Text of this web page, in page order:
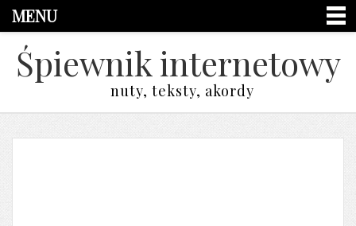
MENU
Śpiewnik internetowy
nuty, teksty, akordy